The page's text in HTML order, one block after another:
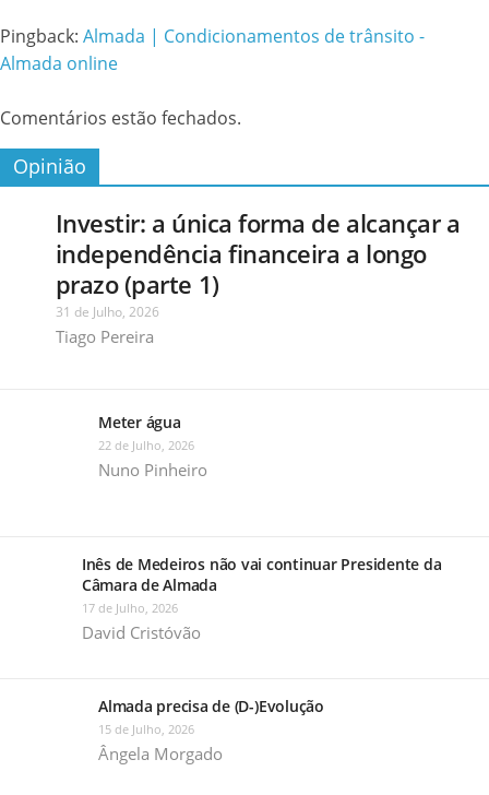
Pingback: Almada | Condicionamentos de trânsito -
Almada online
Comentários estão fechados.
Opinião
Investir: a única forma de alcançar a
independência financeira a longo
prazo (parte 1)
31 de Julho, 2026
Tiago Pereira
Meter água
22 de Julho, 2026
Nuno Pinheiro
Inês de Medeiros não vai continuar Presidente da
Câmara de Almada
17 de Julho, 2026
David Cristóvão
Almada precisa de (D-)Evolução
15 de Julho, 2026
Ângela Morgado